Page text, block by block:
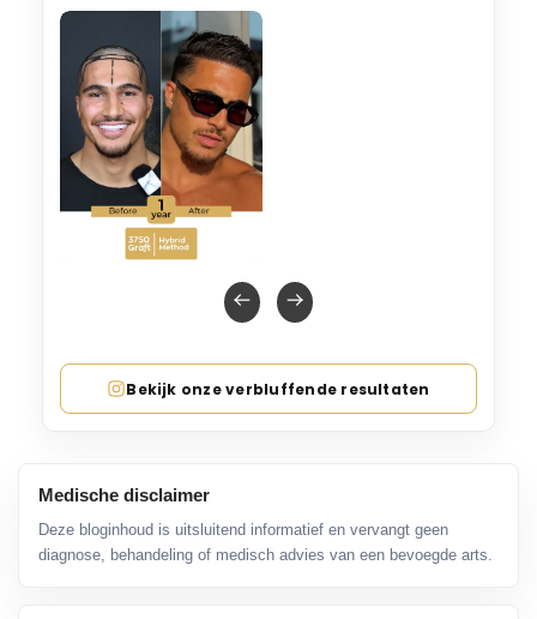
Bekijk onze verbluffende resultaten
Medische disclaimer
Deze bloginhoud is uitsluitend informatief en vervangt geen
diagnose, behandeling of medisch advies van een bevoegde arts.